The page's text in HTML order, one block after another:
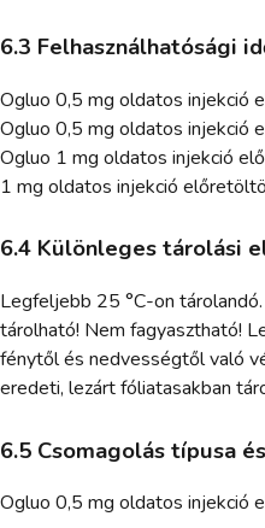
6.3 Felhasználhatósági
Ogluo 0,5 mg oldatos injekció
Ogluo 0,5 mg oldatos injekció
Ogluo 1 mg oldatos injekció
1 mg oldatos injekció
6.4 Különleges tárolási
Legfeljebb 25 °C-on
tárolható! Nem fagyasztható!
fénytől és nedvességtől való
eredeti, lezárt fóliatasakban
6.5 Csomagolás típusa
Ogluo 0,5 mg oldatos injekció